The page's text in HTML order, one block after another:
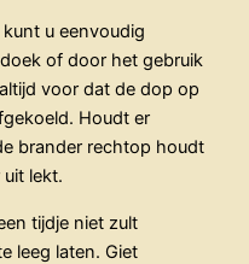
u eenvoudig
of door het gebruik
voor dat de dop op
Houdt er
brander rechtop houdt
lekt.
tijdje niet zult
leeg laten. Giet